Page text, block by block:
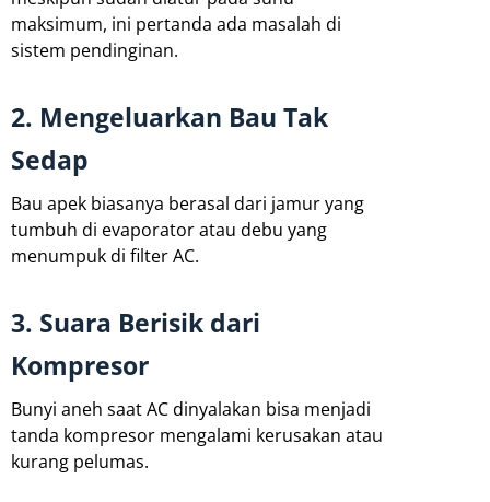
maksimum, ini pertanda ada masalah di
sistem pendinginan.
2. Mengeluarkan Bau Tak
Sedap
Bau apek biasanya berasal dari jamur yang
tumbuh di evaporator atau debu yang
menumpuk di filter AC.
3. Suara Berisik dari
Kompresor
Bunyi aneh saat AC dinyalakan bisa menjadi
tanda kompresor mengalami kerusakan atau
kurang pelumas.